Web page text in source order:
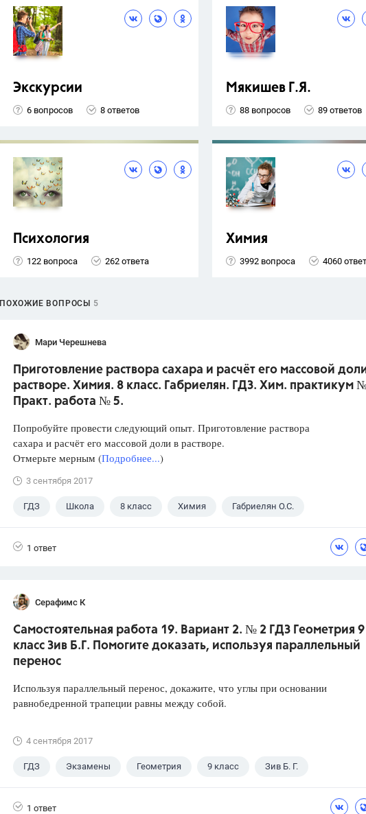
Экскурсии
6 вопросов 8 ответов
Мякишев Г.Я.
88 вопросов 89 ответов
Психология
122 вопроса 262 ответа
Химия
3992 вопроса 4060
ПОХОЖИЕ ВОПРОСЫ 5
Мари Черешнева
Приготовление раствора сахара и расчёт его массовой
растворе. Химия. 8 класс. Габриелян. ГДЗ. Хим. практикум
Практ. работа № 5.
Попробуйте провести следующий опыт. Приготовление раствора
сахара и расчёт его массовой доли в растворе.
Отмерьте мерным (Подробнее...)
3 сентября 2017
ГДЗ Школа 8 класс Химия Габриелян О.С.
1 ответ
Серафимс К
Самостоятельная работа 19. Вариант 2. № 2 ГДЗ Геометрия 9
класс Зив Б.Г. Помогите доказать, используя параллельный
перенос
Используя параллельный перенос, докажите, что углы при основании
равнобедренной трапеции равны между собой.
4 сентября 2017
ГДЗ Экзамены Геометрия 9 класс Зив Б. Г.
1 ответ